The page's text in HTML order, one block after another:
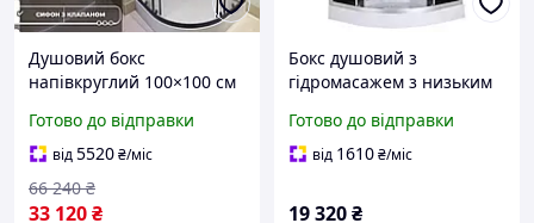
Душовий бокс
напівкруглий 100×100 см
низьким піддоном
Гідромасажна кабіна
гідробокс
Готово до відправки
від5520₴/міс
33 120₴
66 240 ₴
Бокс душовий з
гідромасажем з низьким
SBH02-90x90x215-GR
SATIN сіре тоноване скло
Готово до відправки
від 1610₴/міс
19 320₴